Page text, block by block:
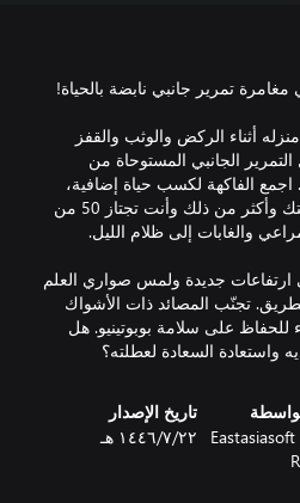
أثناء الركض والوثب والقفز
الجانبي المستوحاة من
اجمع الفاكهة لكسب حياة إضافية،
واحصل على القلوب لتجديد صحتك وأكثر من ذلك وأنت تجتاز 50 من
ارتفاعات جديدة ولمس صواري العلم
تجنّب المصائد ذات الأشواك
للحفاظ على سلامة بوبوتينيو. هل
واستعادة السعادة لعطلته؟
تاريخ الإصدار
٢٢‏/٧‏/١٤٤٦ هـ